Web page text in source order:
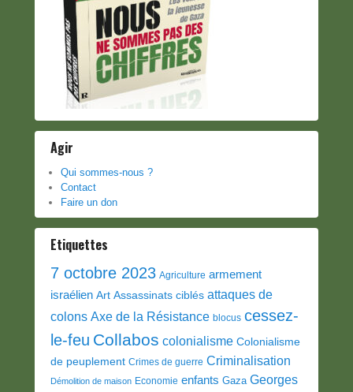
Agir
Qui sommes-nous ?
Contact
Faire un don
Etiquettes
7 octobre 2023 Agriculture armement
israélien Art Assassinats ciblés attaques de
colons Axe de la Résistance blocus cessez-
le-feu Collabos colonialisme Colonialisme
de peuplement Crimes de guerre Criminalisation
Démolition de maison Economie enfants Gaza Georges